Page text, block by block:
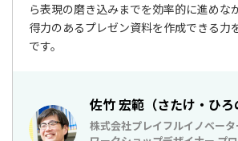
ら表現の磨き込みまでを効率的に進めな
得力のあるプレゼン資料を作成できる力
です。
佐竹 宏範（さたけ・ひろ
株式会社プレイフルイノベー